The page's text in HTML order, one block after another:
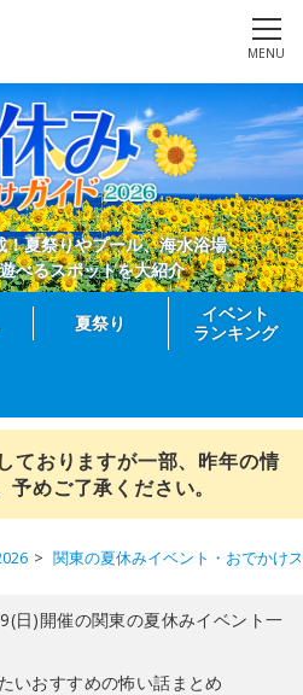
MENU
夏祭りやプール、海水浴場、
べるスポットを大紹介
夏祭り
イベント
ランキング
ておりますが一部、昨年の情
めご了承ください。
関東の夏休みイベント・おでかけ
日)開催の関東の夏休みイベント一
いおすすめの怖い話まとめ